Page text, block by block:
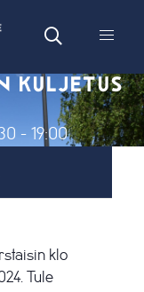
KULJETUS
- 19:00
klo
Tule